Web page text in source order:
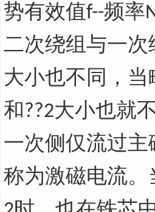
势有效值f--频率
二次绕组与一
大小也不同，
和??2大小也就
一次侧仅流过主
称为激磁电流